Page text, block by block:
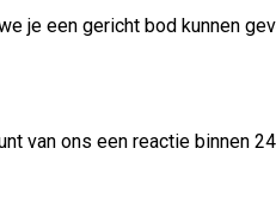
je een gericht bod kunnen
van ons een reactie binnen